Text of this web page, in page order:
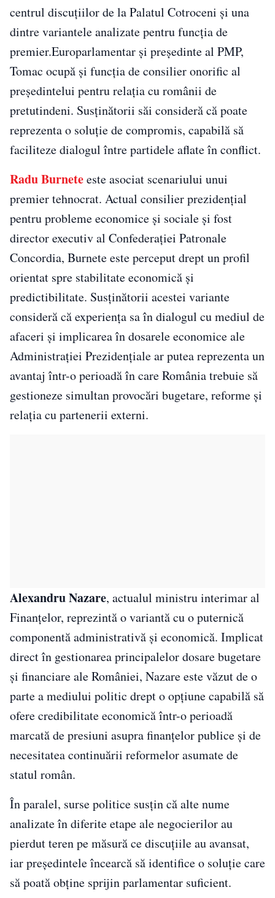
centrul discuțiilor de la Palatul Cotroceni și una
dintre variantele analizate pentru funcția de
premier.Europarlamentar și președinte al PMP,
Tomac ocupă și funcția de consilier onorific al
președintelui pentru relația cu românii de
pretutindeni. Susținătorii săi consideră că poate
reprezenta o soluție de compromis, capabilă să
faciliteze dialogul între partidele aflate în conflict.
Radu Burneteeste asociat scenariului unui
premier tehnocrat. Actual consilier prezidențial
pentru probleme economice și sociale și fost
director executiv al Confederației Patronale
Concordia, Burnete este perceput drept un profil
orientat spre stabilitate economică și
predictibilitate. Susținătorii acestei variante
consideră că experiența sa în dialogul cu mediul de
afaceri și implicarea în dosarele economice ale
Administrației Prezidențiale ar putea reprezenta un
avantaj într-o perioadă în care România trebuie să
gestioneze simultan provocări bugetare, reforme și
relația cu partenerii externi.
Alexandru Nazare, actualul ministru interimar al
Finanțelor, reprezintă o variantă cu o puternică
componentă administrativă și economică. Implicat
direct în gestionarea principalelor dosare bugetare
și financiare ale României, Nazare este văzut de o
parte a mediului politic drept o opțiune capabilă să
ofere credibilitate economică într-o perioadă
marcată de presiuni asupra finanțelor publice și de
necesitatea continuării reformelor asumate de
statul român.
În paralel, surse politice susțin că alte nume
analizate în diferite etape ale negocierilor au
pierdut teren pe măsură ce discuțiile au avansat,
iar președintele încearcă să identifice o soluție care
să poată obține sprijin parlamentar suficient.